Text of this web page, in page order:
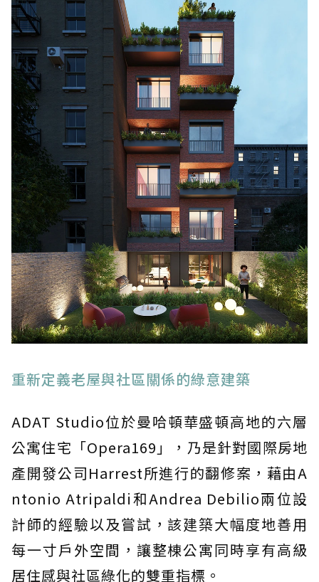
重新定義老屋與社區關係的綠意建築
ADAT Studio位於曼哈頓華盛頓高地的六層
公寓住宅「Opera169」，乃是針對國際房地
產開發公司Harrest所進行的翻修案，藉由A
ntonio Atripaldi和Andrea Debilio兩位設
計師的經驗以及嘗試，該建築大幅度地善用
每一寸戶外空間，讓整棟公寓同時享有高級
居住感與社區綠化的雙重指標。